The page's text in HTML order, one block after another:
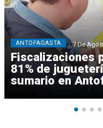
Fiscalizaciones
81% de
sumario en
ANTOFAGASTA 7 De